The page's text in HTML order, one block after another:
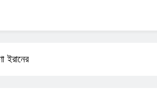
ইরানের